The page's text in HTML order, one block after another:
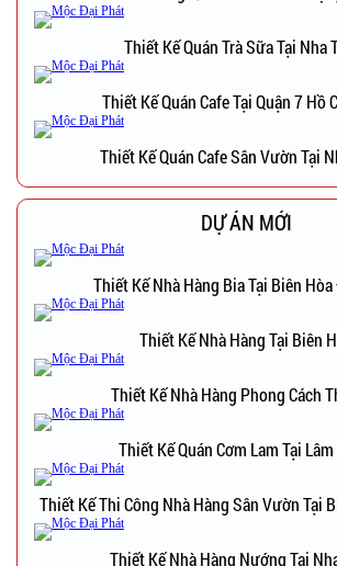
Thiết Kế Quán Trà Sữa Tại Nha
Thiết Kế Quán Cafe Tại Quận 7 Hồ
Thiết Kế Quán Cafe Sân Vườn Tại
DỰ ÁN MỚI
Thiết Kế Nhà Hàng Bia Tại Biên
Thiết Kế Nhà Hàng Tại Biên
Thiết Kế Nhà Hàng Phong Cách
Thiết Kế Quán Cơm Lam Tại
Thiết Kế Thi Công Nhà Hàng Sân Vườn Tại
Thiết Kế Nhà Hàng Nướng Tại